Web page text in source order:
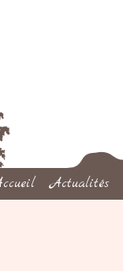
Actualités